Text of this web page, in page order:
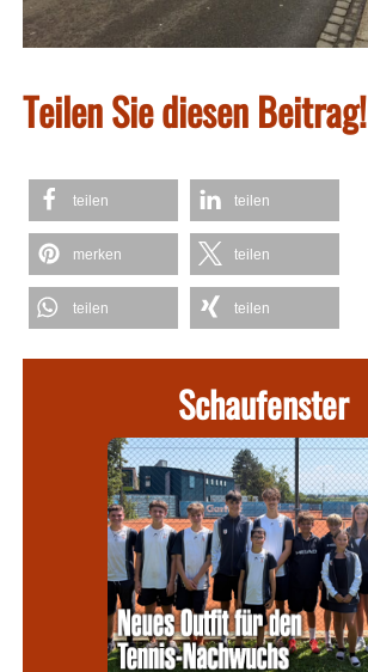
Teilen Sie diesen Beitrag!
teilen teilen
merken teilen
teilen teilen
Schaufenster